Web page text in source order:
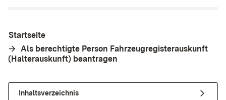
Startseite
Als berechtigte Person Fahrzeugregisterauskunft
(Halterauskunft) beantragen
Inhaltsverzeichnis